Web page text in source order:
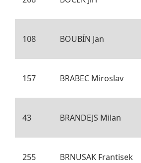
108 BOUBÍN Jan
157 BRABEC Miroslav
43 BRANDEJS Milan
255 BRNUSAK Frantisek